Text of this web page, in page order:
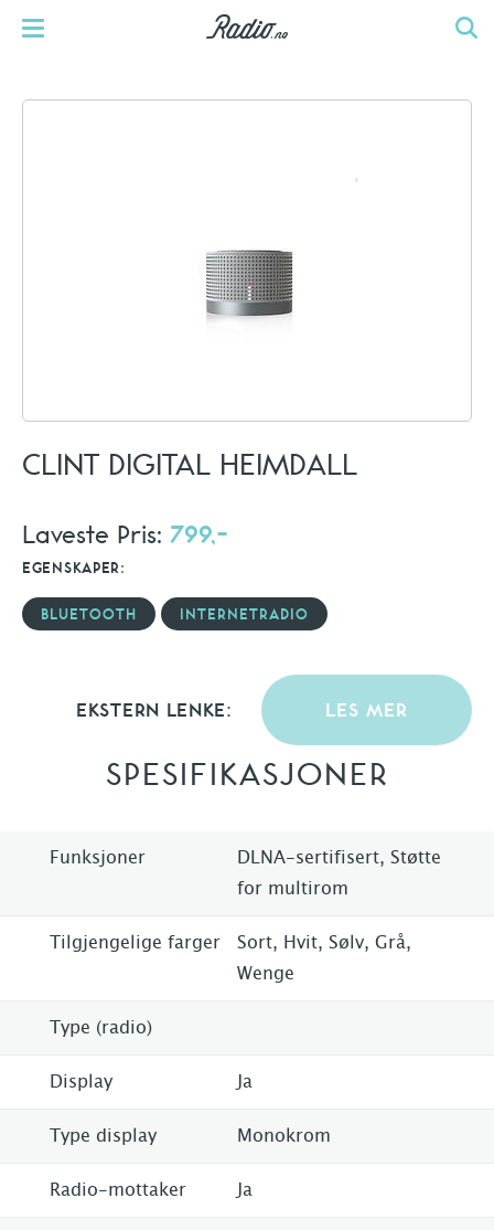
CLINT DIGITAL HEIMDALL
Laveste Pris: 799,-
EGENSKAPER:
BLUETOOTH INTERNETRADIO
EKSTERN LENKE: LES MER
SPESIFIKASJONER
Funksjoner
DLNA-sertifisert, Støtte
for multirom
Tilgjengelige farger
Sort, Hvit, Sølv, Grå,
Wenge
Type (radio)
Display Ja
Type display Monokrom
Radio-mottaker Ja